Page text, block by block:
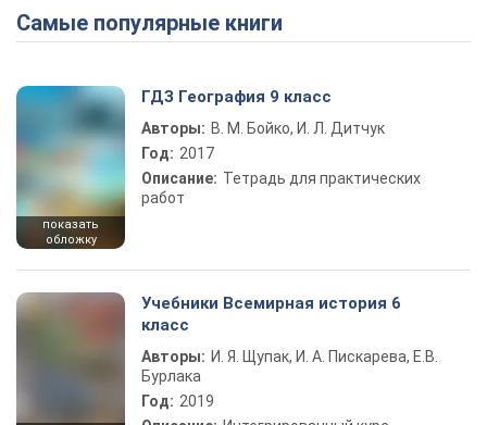
Самые популярные книги
показать
обложку
ГДЗ География 9 класс
Авторы: В. М. Бойко, И. Л. Дитчук
Год: 2017
Описание: Тетрадь для практических
работ
Учебники Всемирная история 6
класс
Авторы: И. Я. Щупак, И. А. Пискарева, Е.В.
Бурлака
Год: 2019